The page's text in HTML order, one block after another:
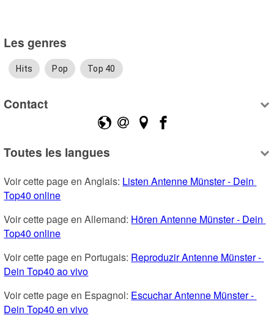
Les genres
Hits Pop Top 40
Contact
Toutes les langues
Voir cette page en Anglais: Listen Antenne Münster - Dein
Top40 online
Voir cette page en Allemand: Hören Antenne Münster - Dein
Top40 online
Voir cette page en Portugais: Reproduzir Antenne Münster -
Dein Top40 ao vivo
Voir cette page en Espagnol: Escuchar Antenne Münster -
Dein Top40 en vivo